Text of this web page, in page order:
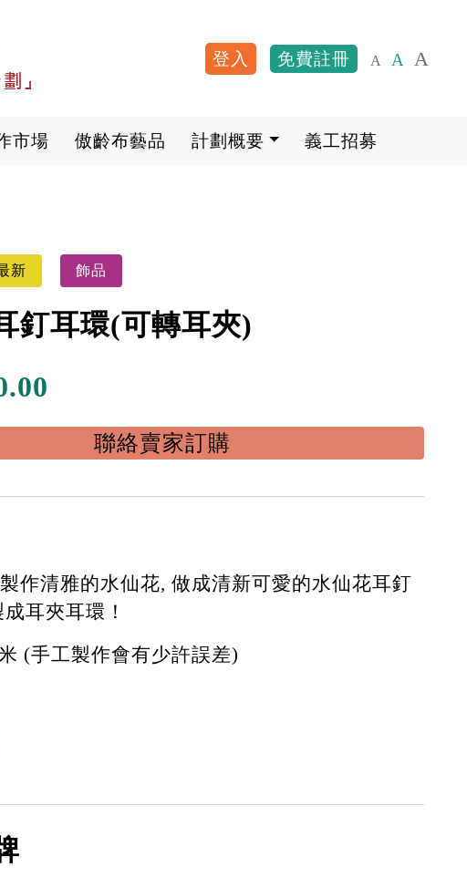
User account
登入 免費註冊 A A A
市場 傲齡布藝品 計劃概要 義工招募
新 飾品
釘耳環(可轉耳夾)
聯絡賣家訂購
作清雅的水仙花, 做成清新可愛的水仙花耳釘
成耳夾耳環！
(手工製作會有少許誤差)